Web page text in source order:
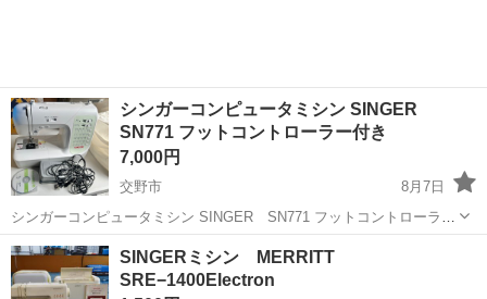
シンガーコンピュータミシン SINGER
SN771 フットコントローラー付き
7,000円
交野市
8月7日
シンガーコンピュータミシン SINGER SN771 フットコントローラー
付き 比較的綺麗です。 中古品のため多少の傷や汚れなどあります。
お買取品 詳細不明 現状品でお願いいたします。 ...
大阪 交野市
SINGERミシン MERRITT
SRE−1400Electron